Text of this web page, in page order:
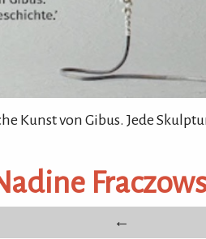
Kunst von Gibus. Jede
von A-Z
Künstler von A-Z
←